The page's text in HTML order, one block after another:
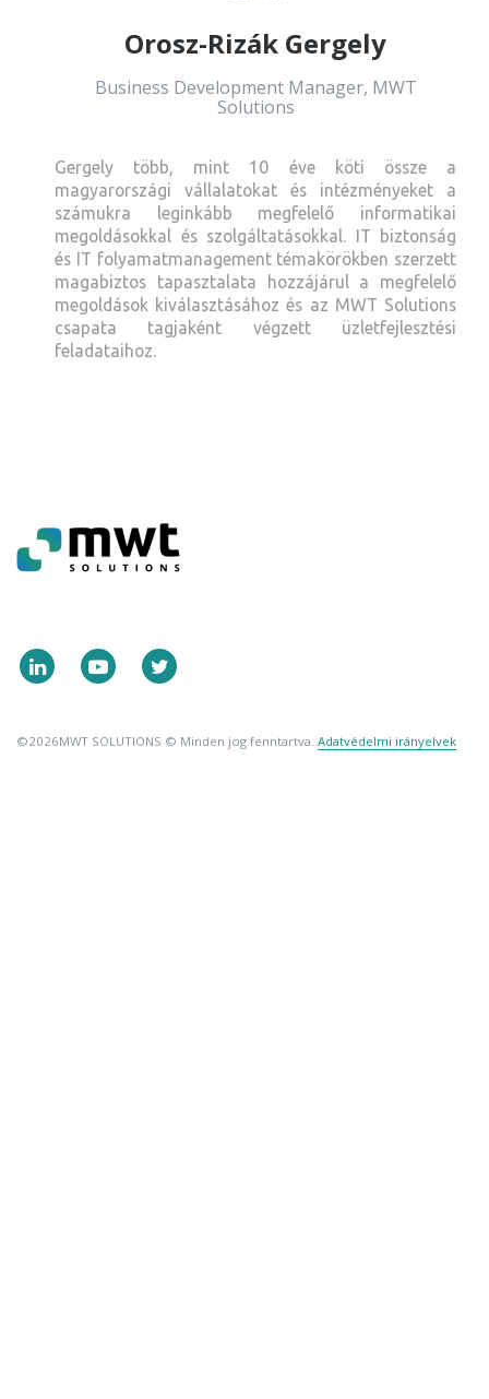
Orosz-Rizák Gergely
Business Development Manager, MWT
Solutions
Gergely több, mint 10 éve köti össze a
magyarországi vállalatokat és intézményeket a
számukra leginkább megfelelő informatikai
megoldásokkal és szolgáltatásokkal. IT biztonság
és IT folyamatmanagement témakörökben szerzett
magabiztos tapasztalata hozzájárul a megfelelő
megoldások kiválasztásához és az MWT Solutions
csapata tagjaként végzett üzletfejlesztési
feladataihoz.
©2026MWT SOLUTIONS © Minden jog fenntartva. Adatvédelmi irányelvek